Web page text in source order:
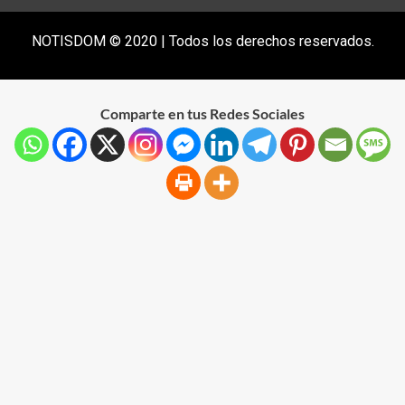
NOTISDOM © 2020 | Todos los derechos reservados.
Comparte en tus Redes Sociales